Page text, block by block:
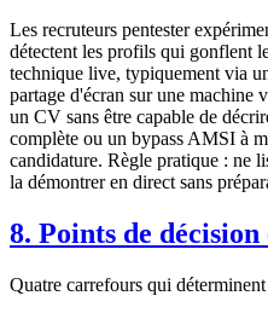
Les recruteurs pentester
détectent les profils qui gonflent
technique live, typiquement via
partage d'écran sur une machine
un CV sans être capable de
complète ou un bypass AMSI à
candidature. Règle pratique : ne
la démontrer en direct sans
8. Points de
Quatre carrefours qui